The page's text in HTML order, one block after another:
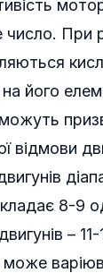
При
його
відмови
8-9
–
може